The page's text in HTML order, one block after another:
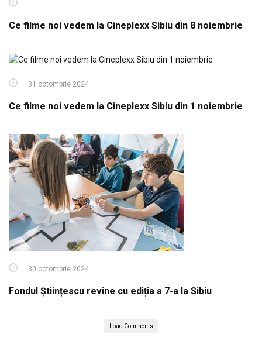
Ce filme noi vedem la Cineplexx Sibiu din 8 noiembrie
31 octombrie 2024
Ce filme noi vedem la Cineplexx Sibiu din 1 noiembrie
30 octombrie 2024
Fondul Științescu revine cu ediția a 7-a la Sibiu
Load Comments